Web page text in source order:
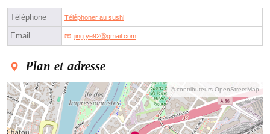
Téléphone Téléphoner au sushi
Email jing.ye92ⓐgmail.com
Plan et adresse
© contributeurs OpenStreetMap